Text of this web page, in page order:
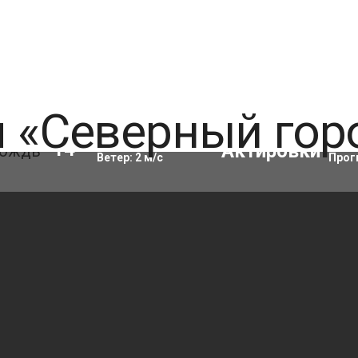
14°C Влажность:82
Ветер: 2м/с